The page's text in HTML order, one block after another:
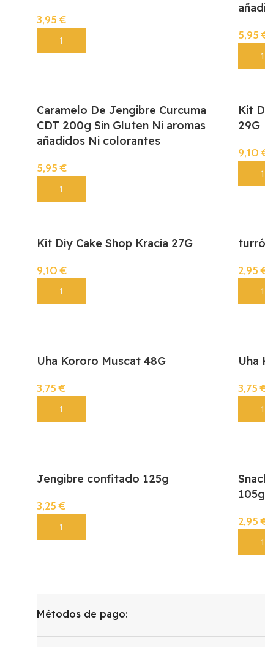
3,95€
Añadir 5,95
Caramelo De Jengibre Curcuma
CDT 200g Sin Gluten Ni aromas
añadidos Ni colorantes
5,95€
Añadir
Kit
29G
9,10
Kit Diy Cake Shop Kracia 27G
9,10€
Añadir
2,95
Uha Kororo Muscat 48G
3,75€
Añadir
Uha
3,75
Jengibre confitado 125g
3,25€
Añadir
105g
2,95
Métodos de pago: